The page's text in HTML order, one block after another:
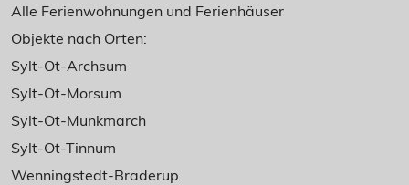
Alle Ferienwohnungen und Ferienhäuser
Objekte nach Orten:
Sylt-Ot-Archsum
Sylt-Ot-Morsum
Sylt-Ot-Munkmarch
Sylt-Ot-Tinnum
Wenningstedt-Braderup